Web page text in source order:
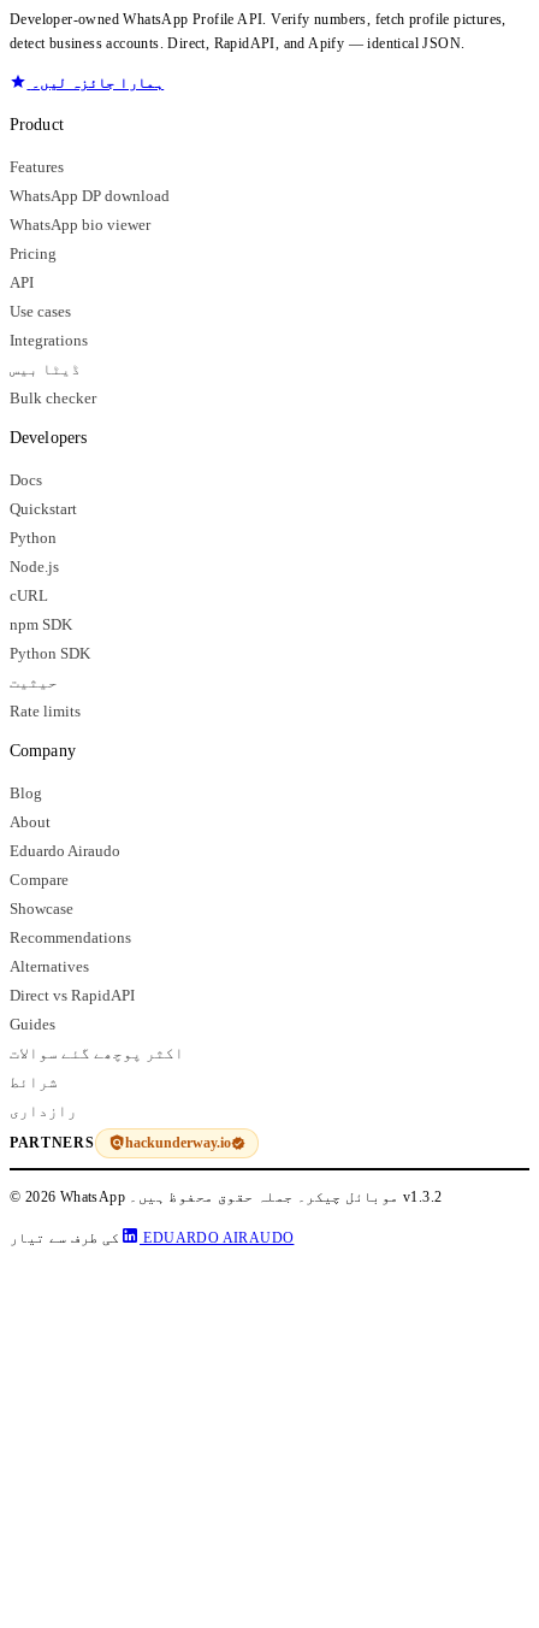
Developer-owned WhatsApp Profile API. Verify numbers, fetch profile pictures,
detect business accounts. Direct, RapidAPI, and Apify — identical JSON.
ہمارا جائزہ لیں۔
Product
Features
WhatsApp DP download
WhatsApp bio viewer
Pricing
API
Use cases
Integrations
ڈیٹا بیس
Bulk checker
Developers
Docs
Quickstart
Python
Node.js
cURL
npm SDK
Python SDK
حیثیت
Rate limits
Company
Blog
About
Eduardo Airaudo
Compare
Showcase
Recommendations
Alternatives
Direct vs RapidAPI
Guides
اکثر پوچھے گئے سوالات
شرائط
رازداری
PARTNERS hackunderway.io
© 2026 WhatsApp موبائل چیکر۔ جملہ حقوق محفوظ ہیں۔v1.3.2
کی طرف سے تیار EDUARDO AIRAUDO